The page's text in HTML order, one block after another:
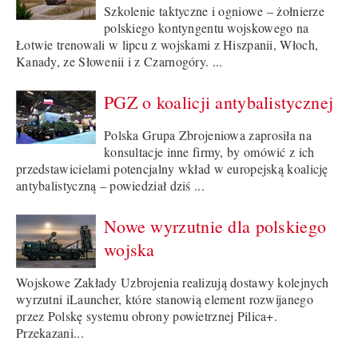
Szkolenie taktyczne i ogniowe – żołnierze
polskiego kontyngentu wojskowego na
Łotwie trenowali w lipcu z wojskami z Hiszpanii, Włoch,
Kanady, ze Słowenii i z Czarnogóry. ...
PGZ o koalicji antybalistycznej
Polska Grupa Zbrojeniowa zaprosiła na
konsultacje inne firmy, by omówić z ich
przedstawicielami potencjalny wkład w europejską koalicję
antybalistyczną – powiedział dziś ...
Nowe wyrzutnie dla polskiego
wojska
Wojskowe Zakłady Uzbrojenia realizują dostawy kolejnych
wyrzutni iLauncher, które stanowią element rozwijanego
przez Polskę systemu obrony powietrznej Pilica+.
Przekazani...